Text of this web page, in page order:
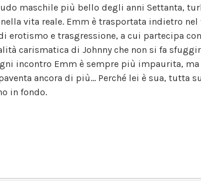
maschile più bello degli anni Settanta,
nella vita reale. Emm è trasportata indietro
erotismo e trasgressione, a cui partecipa
carismatica di Johnny che non si fa
incontro Emm è sempre più impaurita,
ancora di più... Perché lei è sua, tutta
in fondo.